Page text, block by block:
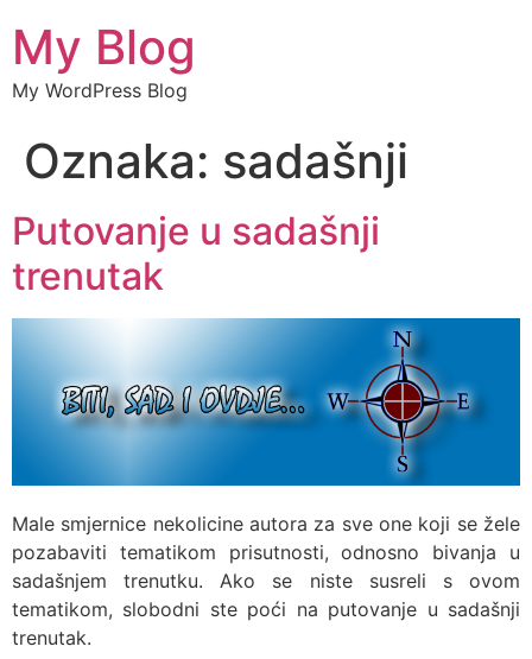
My Blog
My WordPress Blog
Oznaka: sadašnji
Putovanje u sadašnji
trenutak
Male smjernice nekolicine autora za sve one koji se žele
pozabaviti tematikom prisutnosti, odnosno bivanja u
sadašnjem trenutku. Ako se niste susreli s ovom
tematikom, slobodni ste poći na putovanje u sadašnji
trenutak.